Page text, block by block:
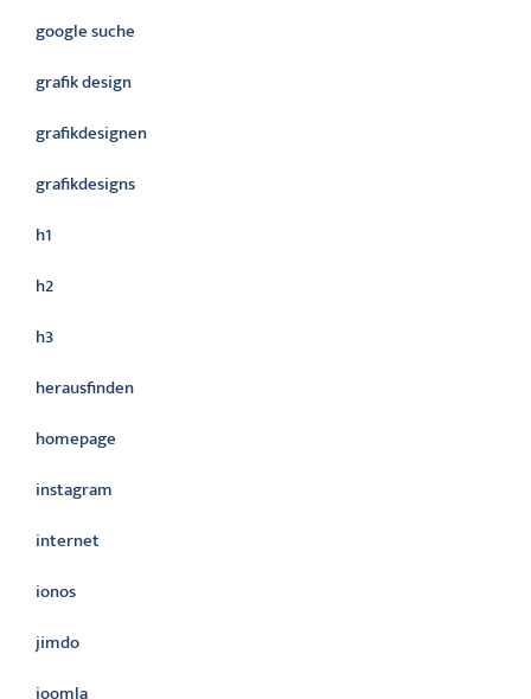
google suche
grafik design
grafikdesignen
grafikdesigns
h1
h2
h3
herausfinden
homepage
instagram
internet
ionos
jimdo